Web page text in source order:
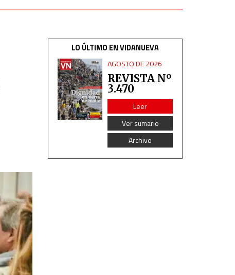
LO ÚLTIMO EN VIDANUEVA
AGOSTO DE 2026
REVISTA Nº
3.470
Leer
Ver sumario
Archivo